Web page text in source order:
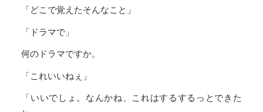
「どこで覚えたそんなこと」
「ドラマで」
何のドラマですか。
「これいいねぇ」
「いいでしょ。なんかね、これはするするっとできた